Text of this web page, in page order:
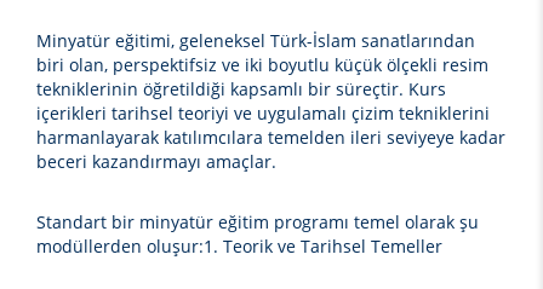
Minyatür eğitimi, geleneksel Türk-İslam sanatlarından
biri olan, perspektifsiz ve iki boyutlu küçük ölçekli resim
tekniklerinin öğretildiği kapsamlı bir süreçtir. Kurs
içerikleri tarihsel teoriyi ve uygulamalı çizim tekniklerini
harmanlayarak katılımcılara temelden ileri seviyeye kadar
beceri kazandırmayı amaçlar.
Standart bir minyatür eğitim programı temel olarak şu
modüllerden oluşur:1. Teorik ve Tarihsel Temeller